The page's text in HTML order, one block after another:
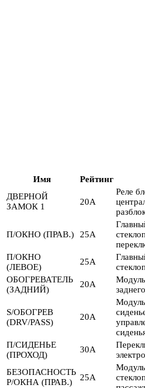
Имя Рейтинг
ДВЕРНОЙ
ЗАМОК 1
20А
Реле
П/ОКНО (ПРАВ.) 25А
П/ОКНО
(ЛЕВОЕ)
25А
ОБОГРЕВАТЕЛЬ
(ЗАДНИЙ)
20А
S/ОБОГРЕВ
(DRV/PASS)
20А
П/СИДЕНЬЕ
(ПРОХОД)
30А
БЕЗОПАСНОСТЬ
P/ОКНА (ПРАВ.)
25А
Модуль